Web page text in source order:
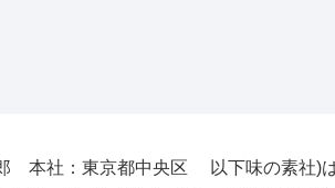
本社：東京都中央区 以下味の素社)